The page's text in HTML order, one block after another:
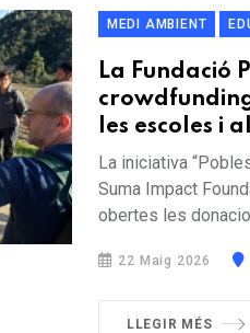
MEDI AMBIENT
La Fundació
les escoles i
La iniciativa
Suma Impact
obertes les
22 Maig 2026
LLEGIR MÉS